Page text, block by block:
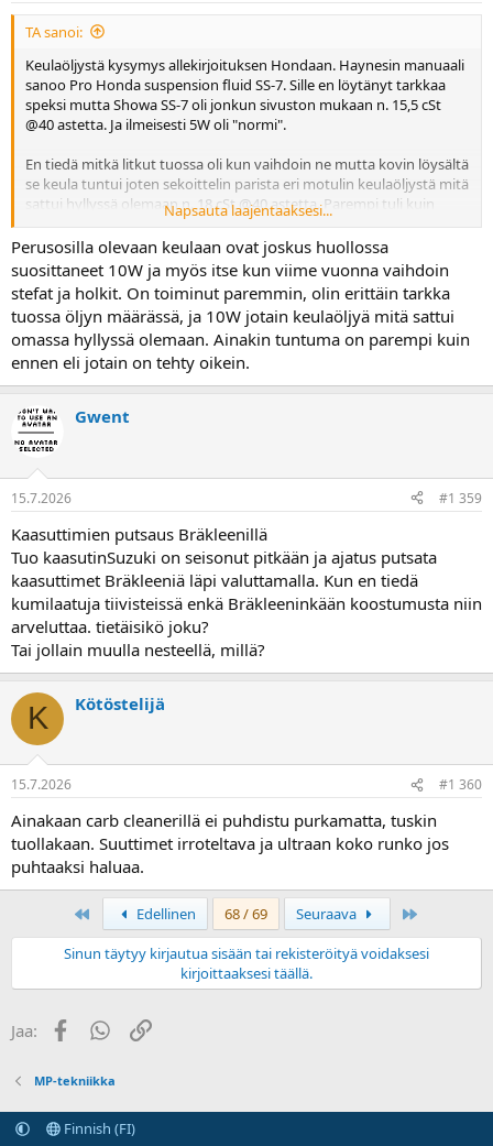
TA sanoi:
Keulaöljystä kysymys allekirjoituksen Hondaan. Haynesin manuaali
sanoo Pro Honda suspension fluid SS-7. Sille en löytänyt tarkkaa
speksi mutta Showa SS-7 oli jonkun sivuston mukaan n. 15,5 cSt
@40 astetta. Ja ilmeisesti 5W oli "normi".
En tiedä mitkä litkut tuossa oli kun vaihdoin ne mutta kovin löysältä
se keula tuntui joten sekoittelin parista eri motulin keulaöljystä mitä
sattui hyllyssä olemaan n. 18 cSt @40 astetta. Parempi tuli kuin
Sitten satuin huomaamaan Hondan huolto-ohjeen kulmassa että
Honda Ultra 10W. Sille en löytänyt mistään speksiä mutta taas
löysin viittauksia Showa SS-8 joka olisi n. 36,5 cSt @40 astetta.
Kun en oikein tiedä miltä tuon keulan pitäisi tuntua tai miltä se voisi
tuntua niin en tiedä pitäisikö tuohon vielä hiukan jäykempää
kokeilla.
Eli mitähän keulaöljyä olette käyttäneet RC-36 VFR 750 Hondassa?
Napsauta laajentaaksesi...
Perusosilla olevaan keulaan ovat joskus huollossa
suosittaneet 10W ja myös itse kun viime vuonna vaihdoin
stefat ja holkit. On toiminut paremmin, olin erittäin tarkka
tuossa öljyn määrässä, ja 10W jotain keulaöljyä mitä sattui
omassa hyllyssä olemaan. Ainakin tuntuma on parempi kuin
ennen eli jotain on tehty oikein.
Gwent
15.7.2026 #1 359
Kaasuttimien putsaus Bräkleenillä
Tuo kaasutinSuzuki on seisonut pitkään ja ajatus putsata
kaasuttimet Bräkleeniä läpi valuttamalla. Kun en tiedä
kumilaatuja tiivisteissä enkä Bräkleeninkään koostumusta niin
arveluttaa. tietäisikö joku?
Tai jollain muulla nesteellä, millä?
K Kötöstelijä
15.7.2026 #1 360
Ainakaan carb cleanerillä ei puhdistu purkamatta, tuskin
tuollakaan. Suuttimet irroteltava ja ultraan koko runko jos
puhtaaksi haluaa.
Edellinen 68 / 69 Seuraava
Sinun täytyy kirjautua sisään tai rekisteröityä voidaksesi
kirjoittaaksesi täällä.
Jaa: FacebookWhatsApp
Linkki
MP-tekniikka
Finnish (FI)